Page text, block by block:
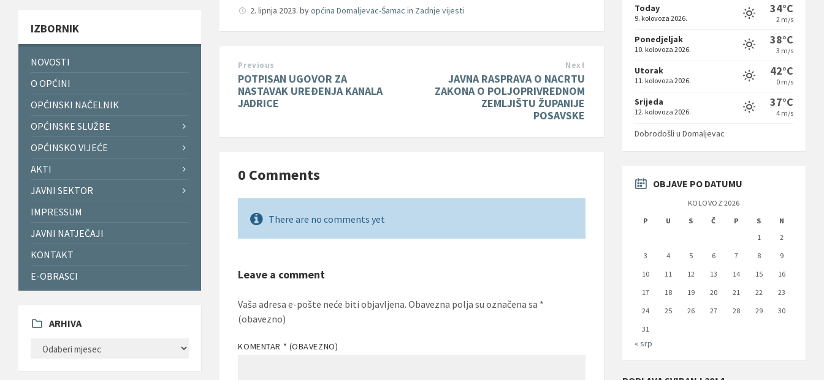
2. lipnja 2023.byopćina Domaljevac-Šamac in Zadnje vijesti
Previous
POTPISAN UGOVOR ZA
NASTAVAK UREĐENJA KANALA
JADRICE
Next
JAVNA RASPRAVA O NACRTU
ZAKONA O POLJOPRIVREDNOM
ZEMLJIŠTU ŽUPANIJE
POSAVSKE
0 Comments
There are no comments yet
Leave a comment
Vaša adresa e-pošte neće biti objavljena. Obavezna polja su označena sa *
(obavezno)
KOMENTAR * (OBAVEZNO)
IZBORNIK
NOVOSTI
O OPĆINI
OPĆINSKI NAČELNIK
OPĆINSKE SLUŽBE
OPĆINSKO VIJEĆE
AKTI
JAVNI SEKTOR
IMPRESSUM
JAVNI NATJEČAJI
KONTAKT
E-OBRASCI
ARHIVA
Today
9. kolovoza 2026.
34°C
2 m/s
Ponedjeljak
10. kolovoza 2026.
38°C
3 m/s
Utorak
11. kolovoza 2026.
42°C
0 m/s
Srijeda
12. kolovoza 2026.
37°C
4 m/s
Dobrodošli u Domaljevac
OBJAVE PO DATUMU
KOLOVOZ 2026
P
U S Č P S
N
1
2
3
4 5 6 7 8
9
10
11 12 13 14 15
16
17
18 19 20 21 22
23
24
25 26 27 28 29
30
31
« srp